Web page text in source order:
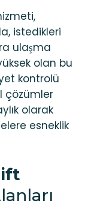
istedikleri
ulaşma
olan bu
kontrolü
çözümler
olarak
esneklik